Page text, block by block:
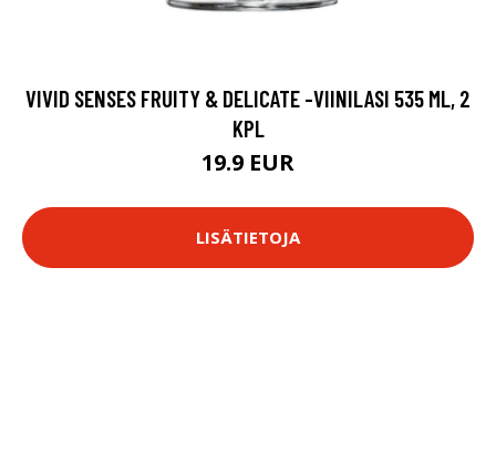
VIVID SENSES FRUITY & DELICATE -VIINILASI 535 ML, 2
KPL
19.9 EUR
LISÄTIETOJA